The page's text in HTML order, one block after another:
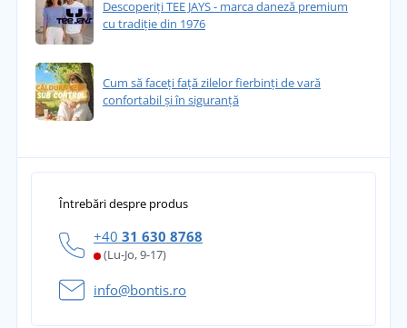
Descoperiți TEE JAYS - marca daneză premium
cu tradiție din 1976
Cum să faceți față zilelor fierbinți de vară
confortabil și în siguranță
Întrebări despre produs
+40 31 630 8768
(Lu-Jo, 9-17)
info@bontis.ro